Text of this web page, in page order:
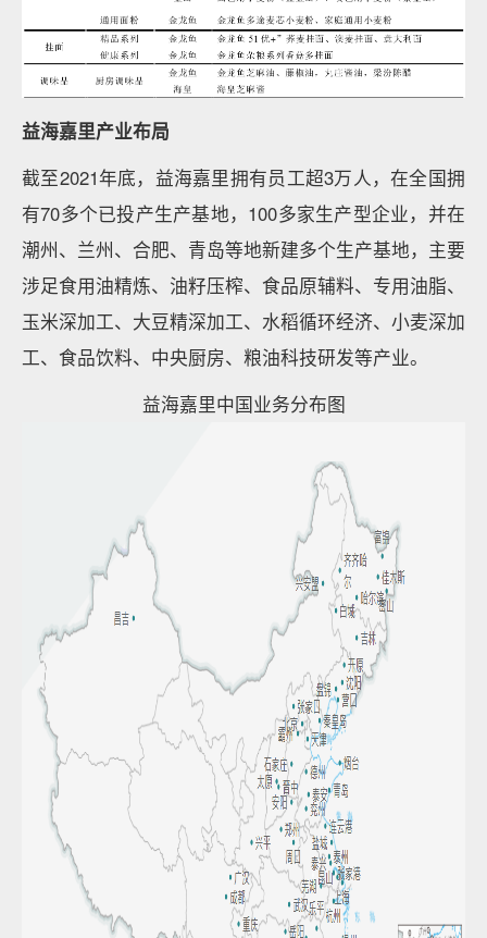
益海嘉里产业布局
截至2021年底，益海嘉里拥有员工超3万人，在全国拥
有70多个已投产生产基地，100多家生产型企业，并在
潮州、兰州、合肥、青岛等地新建多个生产基地，主要
涉足食用油精炼、油籽压榨、食品原辅料、专用油脂、
玉米深加工、大豆精深加工、水稻循环经济、小麦深加
工、食品饮料、中央厨房、粮油科技研发等产业。
益海嘉里中国业务分布图